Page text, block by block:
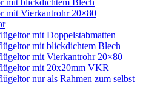
mit blickdichtem Blech
mit Vierkantrohr 20×80
mit Doppelstabmatten
mit blickdichtem Blech
mit Vierkantrohr 20×80
mit 20x20mm VKR
nur als Rahmen zum selbst